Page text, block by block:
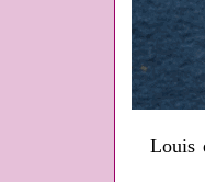
Louis